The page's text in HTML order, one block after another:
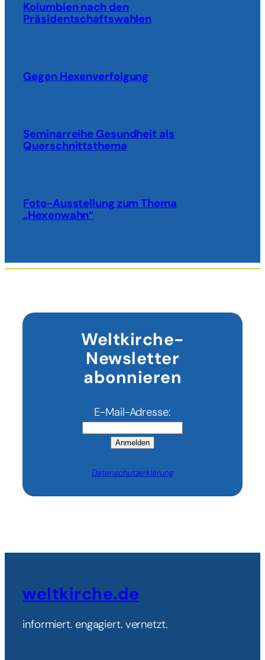
Kolumbien nach den
Präsidentschaftswahlen
Gegen Hexenverfolgung
Seminarreihe Gesundheit als
Querschnittsthema
Foto-Ausstellung zum Thema
„Hexenwahn“
Weltkirche-
Newsletter
abonnieren
E-Mail-Adresse:
Anmelden
Datenschutzerklärung
weltkirche.de
informiert. engagiert. vernetzt.